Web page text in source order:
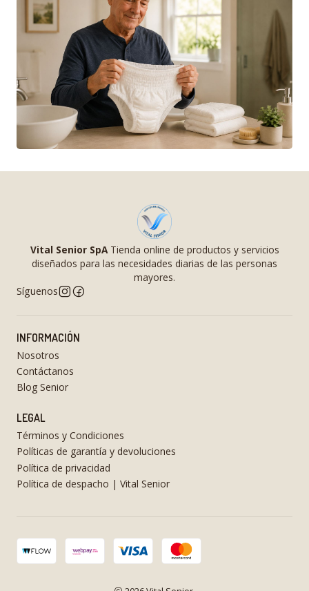
Vital Senior SpATienda online de productos y servicios
diseñados para las necesidades diarias de las personas
mayores.
Síguenos
INFORMACIÓN
Nosotros
Contáctanos
Blog Senior
LEGAL
Términos y Condiciones
Políticas de garantía y devoluciones
Política de privacidad
Política de despacho | Vital Senior